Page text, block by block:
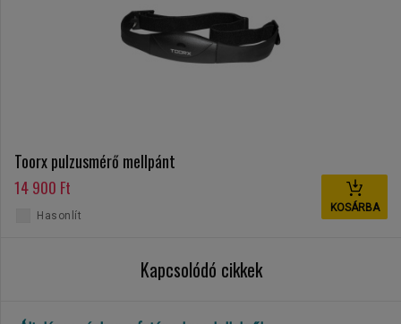
Toorx pulzusmérő mellpánt
14 900 Ft
KOSÁRBA
Hasonlít
Kapcsolódó cikkek